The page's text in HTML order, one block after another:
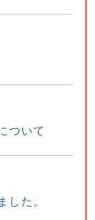
ついて
した。